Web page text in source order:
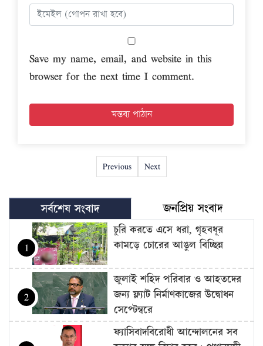
Save my name, email, and website in this
browser for the next time I comment.
Previous Next
সর্বশেষ সংবাদ জনপ্রিয় সংবাদ
1
চুরি করতে এসে ধরা, গৃহবধূর
কামড়ে চোরের আঙুল বিচ্ছিন্ন
2
জুলাই শহিদ পরিবার ও আহতদের
জন্য ফ্ল্যাট নির্মাণকাজের উদ্বোধন
সেপ্টেম্বরে
ফ্যাসিবাদবিরোধী আন্দোলনের সব